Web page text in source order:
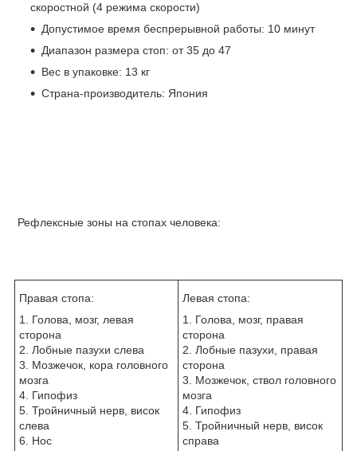
скоростной (4 режима скорости)
Допустимое время беспрерывной работы: 10 минут
Диапазон размера стоп: от 35 до 47
Вес в упаковке: 13 кг
Страна-производитель: Япония
Рефлексные зоны на стопах человека:
Правая стопа:
1. Голова, мозг, левая
сторона
2. Лобные пазухи слева
3. Мозжечок, кора головного
мозга
4. Гипофиз
5. Тройничный нерв, висок
слева
6. Нос
Левая стопа:
1. Голова, мозг, правая
сторона
2. Лобные пазухи, правая
сторона
3. Мозжечок, ствол головного
мозга
4. Гипофиз
5. Тройничный нерв, висок
справа